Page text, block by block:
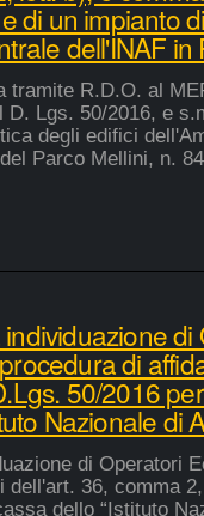
di un impianto
dell'INAF in
tramite R.D.O. al
Lgs. 50/2016, e
degli edifici
Parco Mellini, n. 84
di
di
50/2016
Nazionale di
di Operatori
dell'art. 36, comma
dello “Istituto